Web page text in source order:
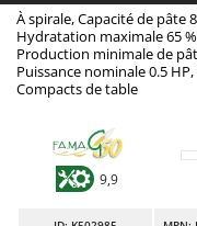
Aspirateurs -
Aspirateurs à
Aspirateurs à
Aspirateurs
Atomiseurs
Aima
Airmec
AL-KO
Alce
Alpina
À spirale, Capacité de pâte
Hydratation maximale 65
Production minimale de
Puissance nominale 0.5
Compacts de table
9,9